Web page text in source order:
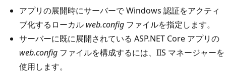
アプリの展開時にサーバーで Windows 認証をアクティ
ブ化するローカル web.config ファイルを指定します。
サーバーに既に展開されている ASP.NET Core アプリの
web.config ファイルを構成するには、IIS マネージャーを
使用します。